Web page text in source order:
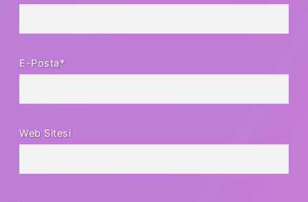
E-Posta*
Web Sitesi